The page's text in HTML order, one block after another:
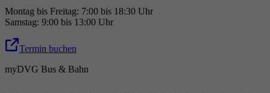
Montag bis Freitag: 7:00 bis 18:30 Uhr
Samstag: 9:00 bis 13:00 Uhr
Termin buchen
myDVG Bus & Bahn